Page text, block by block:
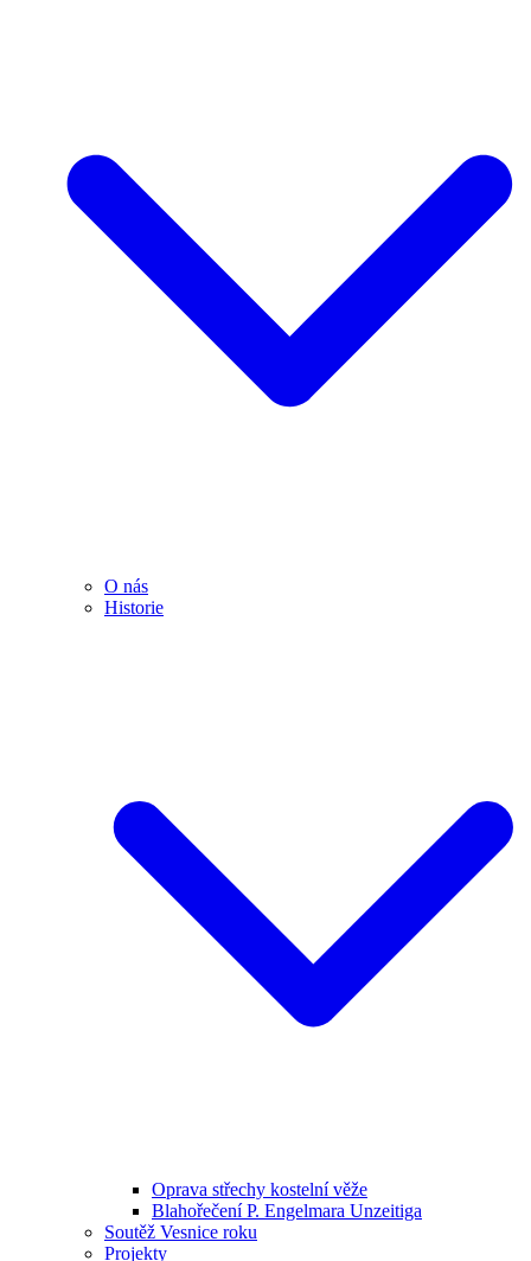
O nás
Historie
Oprava střechy kostelní věže
Blahořečení P. Engelmara Unzeitiga
Soutěž Vesnice roku
Projekty